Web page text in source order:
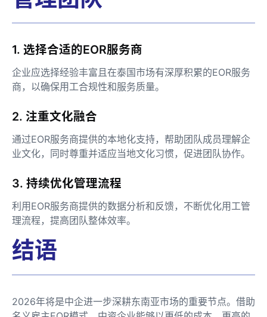
1. 选择合适的EOR服务商
企业应选择经验丰富且在泰国市场有深厚积累的EOR服务
商，以确保用工合规性和服务质量。
2. 注重文化融合
通过EOR服务商提供的本地化支持，帮助团队成员理解企
业文化，同时尊重并适应当地文化习惯，促进团队协作。
3. 持续优化管理流程
利用EOR服务商提供的数据分析和反馈，不断优化用工管
理流程，提高团队整体效率。
结语
2026年将是中企进一步深耕东南亚市场的重要节点。借助